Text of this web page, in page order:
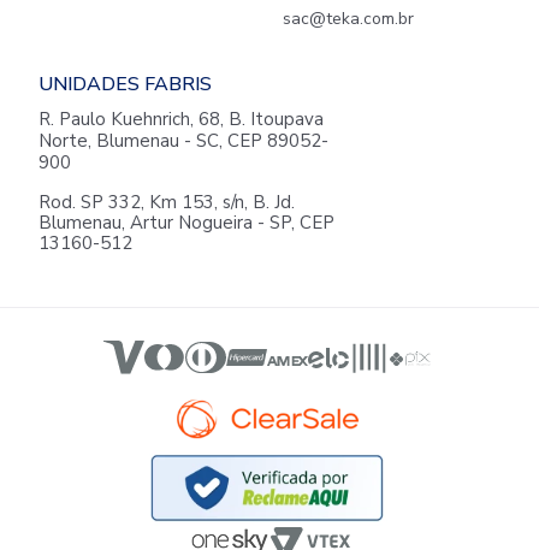
sac@teka.com.br
UNIDADES FABRIS
R. Paulo Kuehnrich, 68, B. Itoupava
Norte, Blumenau - SC, CEP 89052-
900
Rod. SP 332, Km 153, s/n, B. Jd.
Blumenau, Artur Nogueira - SP, CEP
13160-512